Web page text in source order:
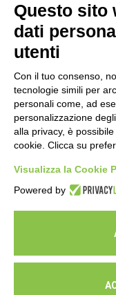
cura della
16 Luglio 2026
© Cooperativa
Questo sito
dati
utenti
Con il tuo consenso,
tecnologie simili per
personali come, ad
personalizzazione
alla privacy, è
cookie. Clicca su
Visualizza la Cookie
Powered by